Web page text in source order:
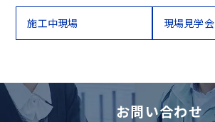
施工中現場 現場見学会
お問い合わせ